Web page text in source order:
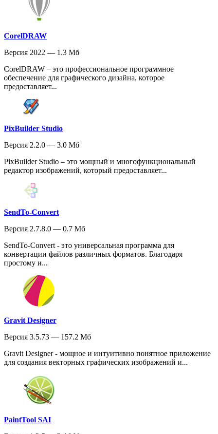
CorelDRAW
Версия 2022 — 1.3 Мб
CorelDRAW – это профессиональное программное
обеспечение для графического дизайна, которое
предоставляет...
PixBuilder Studio
Версия 2.2.0 — 3.0 Мб
PixBuilder Studio – это мощный и многофункциональный
редактор изображений, который предоставляет...
SendTo-Convert
Версия 2.7.8.0 — 0.7 Мб
SendTo-Convert - это универсальная программа для
конвертации файлов различных форматов. Благодаря
простому и...
Gravit Designer
Версия 3.5.73 — 157.2 Мб
Gravit Designer - мощное и интуитивно понятное приложение
для создания векторных графических изображений и...
PaintTool SAI